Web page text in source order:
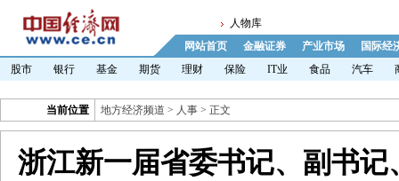
人物库
网站首页
金融证券 产业市场
国际经
股市
银行 基金 期货 理财 保险 IT业 食品 汽车
当前位置 地方经济频道 > 人事 > 正文
浙江新一届省委书记、副书记